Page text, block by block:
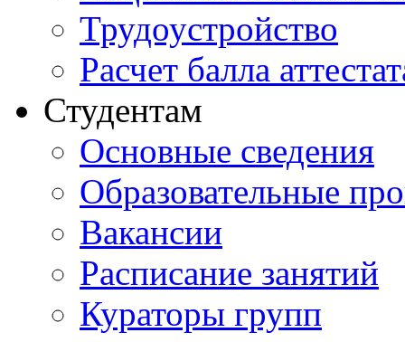
Трудоустройство
Расчет балла
Студентам
Основные сведения
Образовательные
Вакансии
Расписание занятий
Кураторы групп